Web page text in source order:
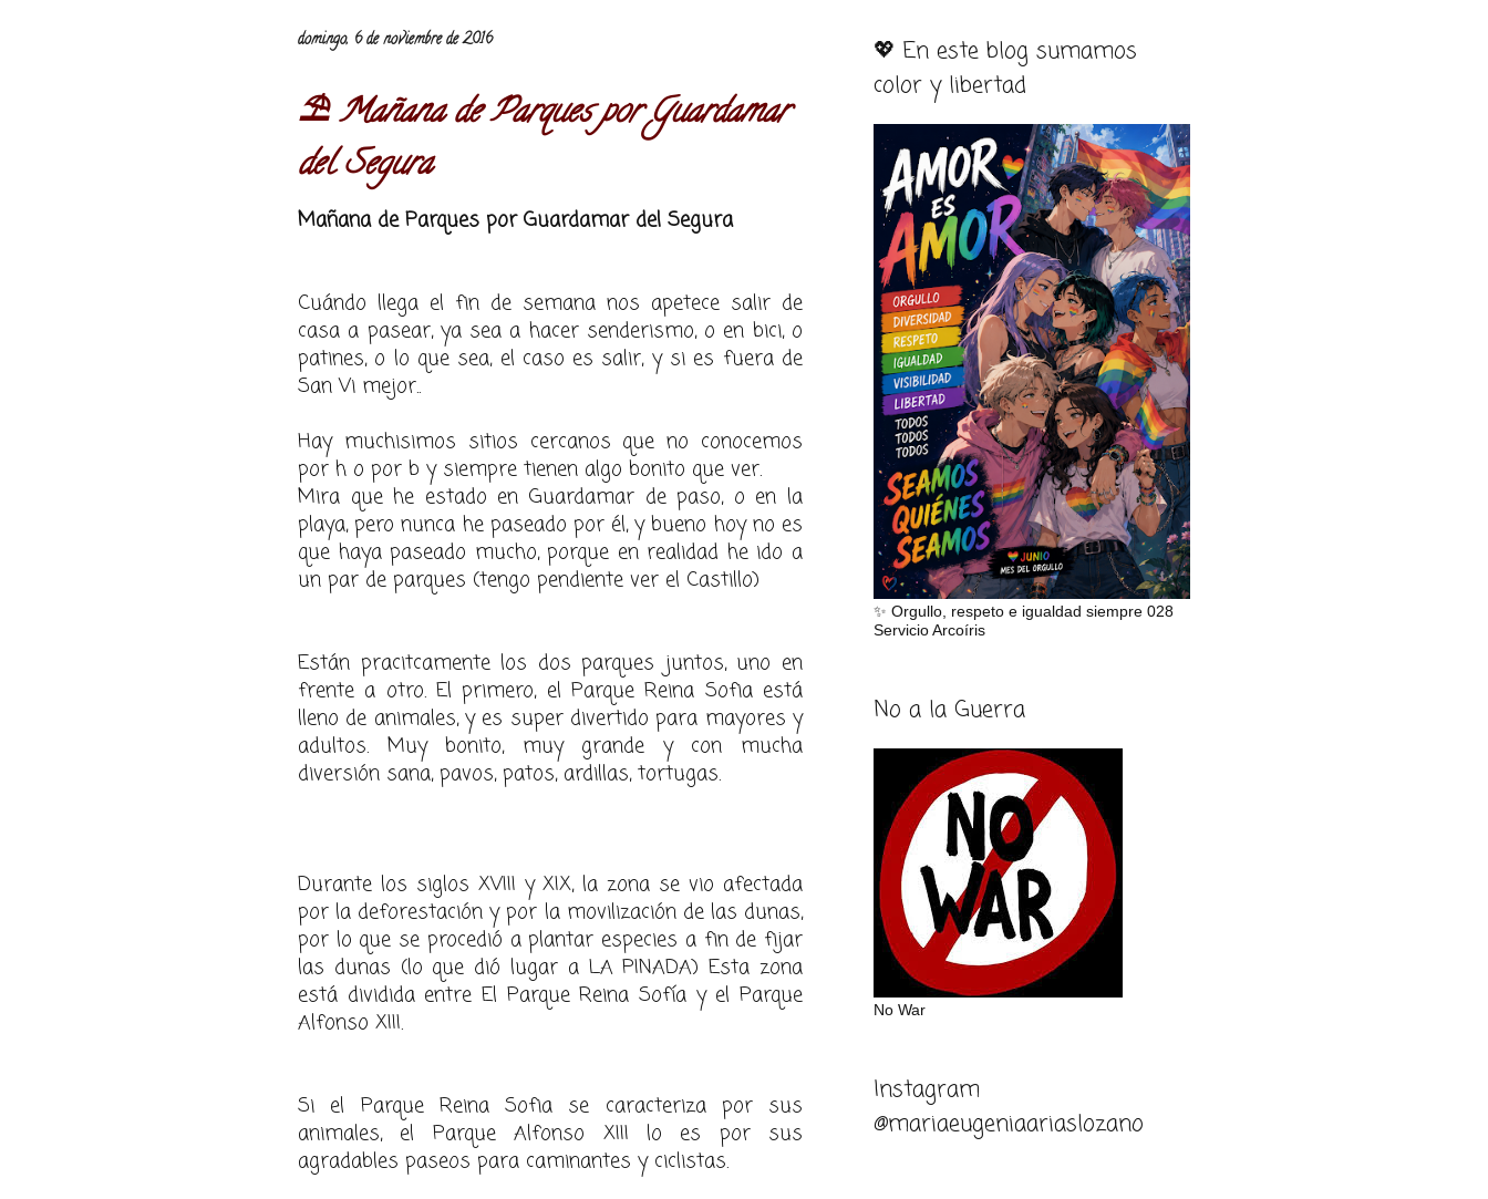
domingo, 6 de noviembre de 2016
⛱️ Mañana de Parques por Guardamar
del Segura
Mañana de Parques por Guardamar del Segura
Cuándo llega el fin de semana nos apetece salir de
casa a pasear, ya sea a hacer senderismo, o en bici, o
patines, o lo que sea, el caso es salir, y si es fuera de
San Vi mejor..
Hay muchisimos sitios cercanos que no conocemos
por h o por b y siempre tienen algo bonito que ver.
Mira que he estado en Guardamar de paso, o en la
playa, pero nunca he paseado por él, y bueno hoy no es
que haya paseado mucho, porque en realidad he ido a
un par de parques (tengo pendiente ver el Castillo)
Están pracitcamente los dos parques juntos, uno en
frente a otro. El primero, el Parque Reina Sofia está
lleno de animales, y es super divertido para mayores y
adultos. Muy bonito, muy grande y con mucha
diversión sana, pavos, patos, ardillas, tortugas.
Durante los siglos XVIII y XIX, la zona se vio afectada
por la deforestación y por la movilización de las dunas,
por lo que se procedió a plantar especies a fin de fijar
las dunas (lo que dió lugar a LA PINADA) Esta zona
está dividida entre El Parque Reina Sofía y el Parque
Alfonso XIII.
Si el Parque Reina Sofia se caracteriza por sus
animales, el Parque Alfonso XIII lo es por sus
agradables paseos para caminantes y ciclistas.
💖 En este blog sumamos
color y libertad
✨ Orgullo, respeto e igualdad siempre 028
Servicio Arcoíris
No a la Guerra
No War
Instagram
@mariaeugeniaariaslozano